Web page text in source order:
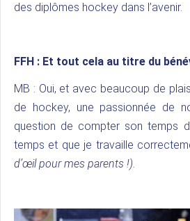
des diplômes hockey dans l’avenir.
FFH : Et tout cela au titre du
MB : Oui, et avec beaucoup de
de hockey, une passionnée de
question de compter son temps
temps et que je travaille
d’œil pour mes parents !).